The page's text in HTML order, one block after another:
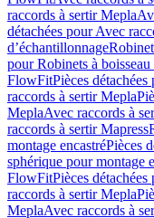
raccords à sertir Mepla
détachées pour Avec
d’échantillonnage
pour Robinets à boisseau
FlowFitPièces
raccords à sertir Mepla
MeplaAvec raccords à
raccords à sertir Mapress
montage encastréPièces
sphérique pour montage
FlowFitPièces
raccords à sertir Mepla
MeplaAvec raccords à